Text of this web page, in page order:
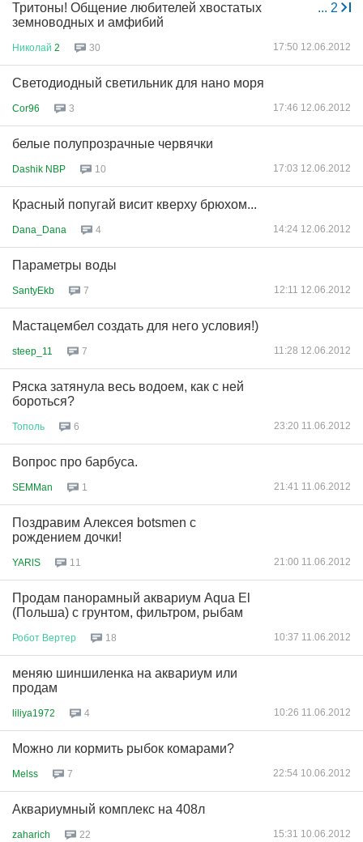
... 2
Тритоны! Общение любителей хвостатых
земноводных и амфибий
Николай 2 30 17:50 12.06.2012
Светодиодный светильник для нано моря
Cor96 3 17:46 12.06.2012
белые полупрозрачные червячки
Dashik NBP 10 17:03 12.06.2012
Красный попугай висит кверху брюхом...
Dana_Dana 4 14:24 12.06.2012
Параметры воды
SantyEkb 7 12:11 12.06.2012
Мастацембел создать для него условия!)
steep_11 7 11:28 12.06.2012
Ряска затянула весь водоем, как с ней
бороться?
Тополь 6 23:20 11.06.2012
Вопрос про барбуса.
SEMMan 1 21:41 11.06.2012
Поздравим Алексея botsmen c
рождением дочки!
YARlS 11 21:00 11.06.2012
Продам панорамный аквариум Aqua El
(Польша) с грунтом, фильтром, рыбам
Робот Вертер 18 10:37 11.06.2012
меняю шиншиленка на аквариум или
продам
liliya1972 4 10:26 11.06.2012
Можно ли кормить рыбок комарами?
Melss 7 22:54 10.06.2012
Аквариумный комплекс на 408л
zaharich 22 15:31 10.06.2012